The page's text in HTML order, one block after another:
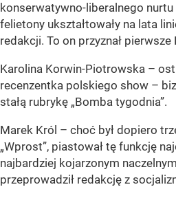
konserwatywno-liberalnego
felietony ukształtowały na lata
redakcji. To on przyznał
Karolina Korwin-Piotrowska –
recenzentka polskiego show –
stałą rubrykę „Bomba tygodnia”.
Marek Król – choć był dopiero
„Wprost”, piastował tę funkcję
najbardziej kojarzonym
przeprowadził redakcję z